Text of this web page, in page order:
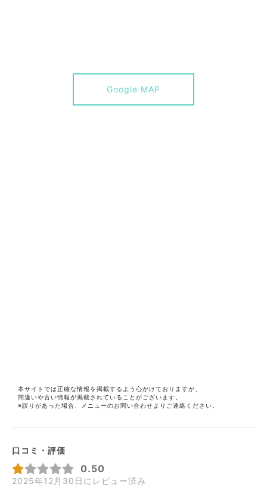
Google MAP
本サイトでは正確な情報を掲載するよう心がけておりますが、
間違いや古い情報が掲載されていることがございます。
※誤りがあった場合、メニューのお問い合わせよりご連絡ください。
口コミ・評価
0.50
2025年12月30日にレビュー済み